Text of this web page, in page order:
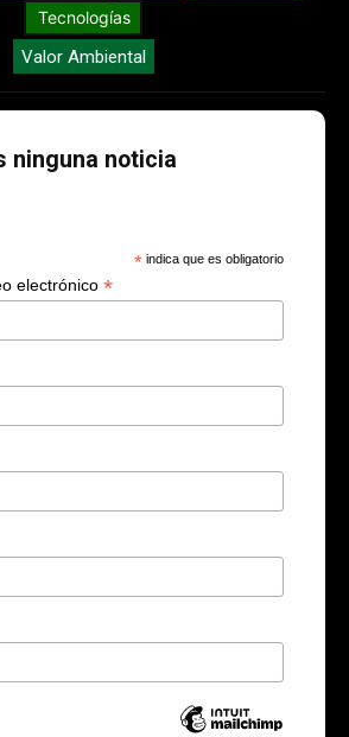
Tecnologías
Valor Ambiental
ninguna noticia
* indica que es obligatorio
electrónico *